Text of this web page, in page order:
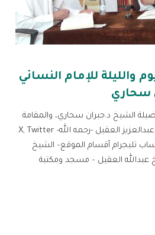
والليلة للإمام النسائي
الشيخ د.جبران سحاري، والمقامة
في مكتبة الشيخ عبدالله بن عبدالعزيز العقيل -رحمه الله- X, Twitter
تليجرام أقسام الموقع– الشيخ
عبدالله العقيل – مسجد ومكتبة